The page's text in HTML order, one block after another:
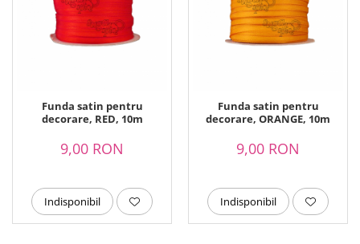
Funda satin pentru
decorare, RED, 10m
9,00 RON
Indisponibil
Funda satin pentru
decorare, ORANGE, 10m
9,00 RON
Indisponibil